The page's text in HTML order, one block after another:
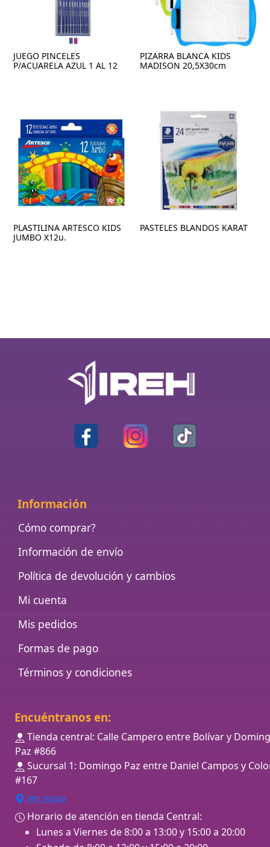
JUEGO PINCELES
P/ACUARELA AZUL 1 AL 12
PIZARRA BLANCA KIDS
MADISON 20,5X30cm
PLASTILINA ARTESCO KIDS
JUMBO X12u.
PASTELES BLANDOS KARAT
Información
Cómo comprar?
Información de envío
Política de devolución y cambios
Mi cuenta
Mis pedidos
Formas de pago
Términos y condiciones
Encuéntranos en:
Tienda central: Calle Campero entre Bolívar y
Paz #866
Sucursal 1: Domingo Paz entre Daniel Campos y
#167
Ver mapa
Horario de atención en tienda Central:
Lunes a Viernes de 8:00 a 13:00 y 15:00 a 20:00